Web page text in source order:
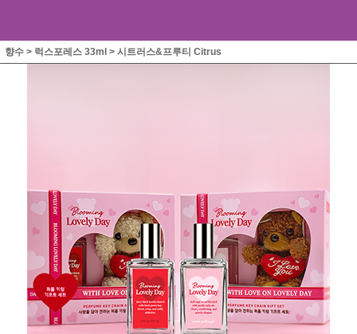
향수 > 럭스포레스 33ml > 시트러스&프루티 Citrus